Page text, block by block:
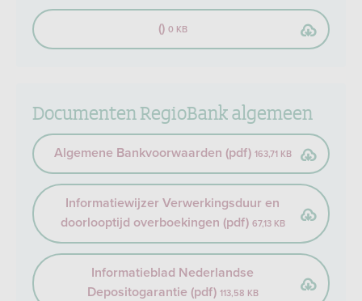
() 0 KB
Documenten RegioBank algemeen
Algemene Bankvoorwaarden (pdf) 163,71 KB
Informatiewijzer Verwerkingsduur en
doorlooptijd overboekingen (pdf) 67,13 KB
Informatieblad Nederlandse
Depositogarantie (pdf) 113,58 KB